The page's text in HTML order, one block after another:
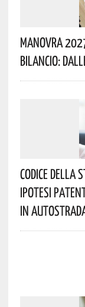
Manovra
Bilancio:
Codice Della
Ipotesi
In